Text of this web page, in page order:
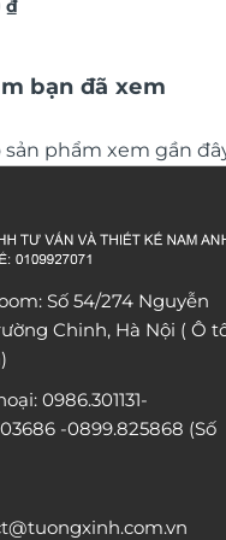
₫
bạn đã xem
sản phẩm xem gần
Số 54/274 Nguyễn
Chinh, Hà Nội ( Ô
0986.301131-
-0899.825868 (Số